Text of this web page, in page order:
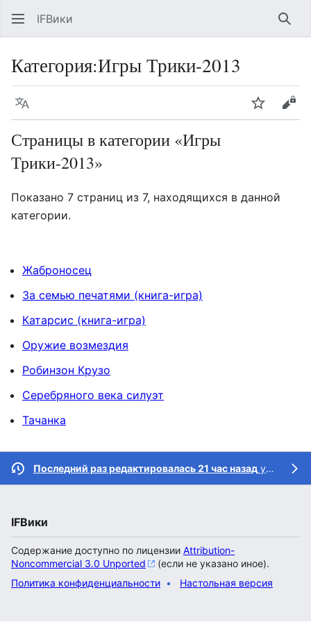
IFВики
Категория:Игры Трики-2013
Язык Следить
Страницы в категории «Игры
Трики-2013»
Показано 7 страниц из 7, находящихся в данной
категории.
Жаброносец
За семью печатями (книга-игра)
Катарсис (книга-игра)
Оружие возмездия
Робинзон Крузо
Серебряного века силуэт
Тачанка
Последний раз редактировалась 21 час назад участником
IFВики
Содержание доступно по лицензии Attribution-
Noncommercial 3.0 Unported
(если не указано иное).
Политика конфиденциальности
Настольная версия